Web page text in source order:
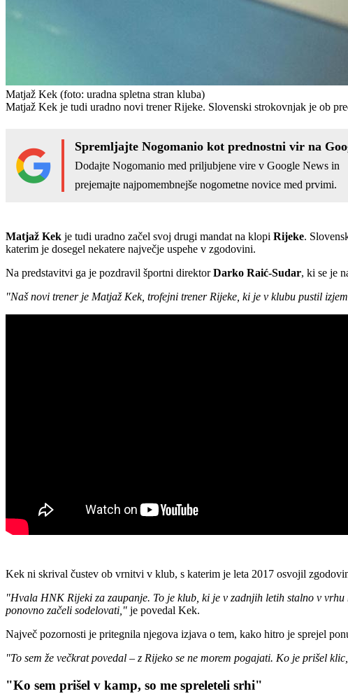
Matjaž Kek (foto: uradna spletna stran kluba)
Matjaž Kek je tudi uradno novi trener Rijeke. Slovenski strokovnjak je ob
Spremljajte Nogomanio kot prednostni vir na
Dodajte Nogomanio med priljubjene vire v Google News in
prejemajte najpomembnejše nogometne novice med prvimi.
Matjaž Kek je tudi uradno začel svoj drugi mandat na klopi Rijeke.
katerim je dosegel nekatere največje uspehe v zgodovini.
Na predstavitvi ga je pozdravil športni direktorDarko Raić-Sudar, ki se je
"Naš novi trener je Matjaž Kek, trofejni trener Rijeke, ki je v klubu pustil
Kek ni skrival čustev ob vrnitvi v klub, s katerim je leta 2017 osvojil
"Hvala HNK Rijeki za zaupanje. To je klub, ki je v zadnjih letih stalno v
ponovno začeli sodelovati," je povedal Kek.
Največ pozornosti je pritegnila njegova izjava o tem, kako hitro je sprejel
"To sem že večkrat povedal – z Rijeko se ne morem pogajati. Ko je prišel
"Ko sem prišel v kamp, so me spreleteli srhi"